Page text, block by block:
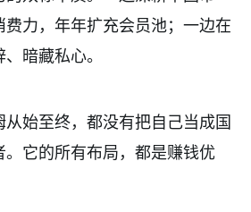
力，年年扩充会员池；一边在
暗藏私心。
始至终，都没有把自己当成国
它的所有布局，都是赚钱优